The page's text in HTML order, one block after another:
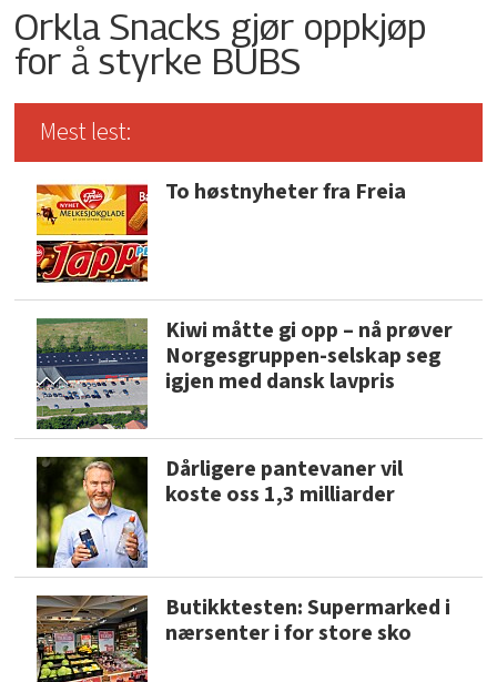
Orkla Snacks gjør oppkjøp
for å styrke BUBS
Mest lest:
To høstnyheter fra Freia
Kiwi måtte gi opp – nå prøver
Norgesgruppen-selskap seg
igjen med dansk lavpris
Dårligere pantevaner vil
koste oss 1,3 milliarder
Butikktesten: Supermarked i
nærsenter i for store sko